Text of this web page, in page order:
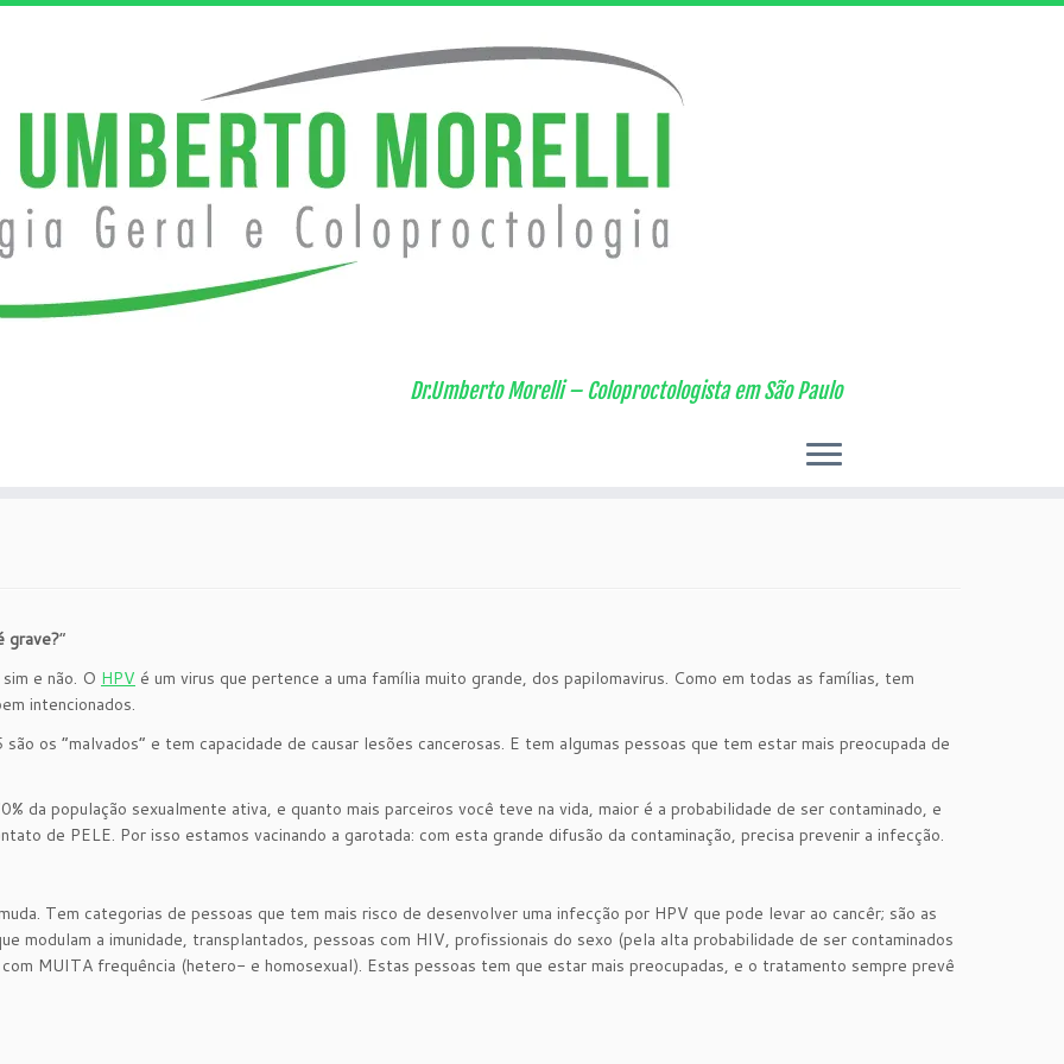
Dr.Umberto Morelli – Coloproctologista em São Paulo
grave?“
e não. O HPV é um virus que pertence a uma família muito grande, dos papilomavirus. Como em todas as famílias, tem
intencionados.
os “malvados” e tem capacidade de causar lesões cancerosas. E tem algumas pessoas que tem estar mais preocupada de
da população sexualmente ativa, e quanto mais parceiros você teve na vida, maior é a probabilidade de ser contaminado, e
de PELE. Por isso estamos vacinando a garotada: com esta grande difusão da contaminação, precisa prevenir a infecção.
Tem categorias de pessoas que tem mais risco de desenvolver uma infecção por HPV que pode levar ao cancêr; são as
modulam a imunidade, transplantados, pessoas com HIV, profissionais do sexo (pela alta probabilidade de ser contaminados
MUITA frequência (hetero- e homosexual). Estas pessoas tem que estar mais preocupadas, e o tratamento sempre prevê